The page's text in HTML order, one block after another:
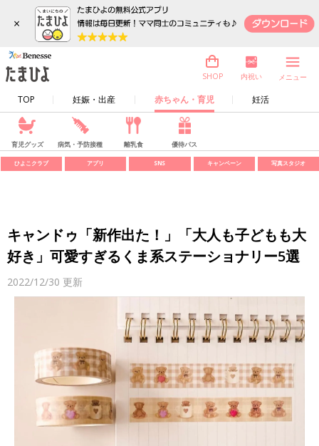
×
TOP 妊娠・出産 赤ちゃん・育児 妊活
SHOP 内祝い メニュー
育児グッズ 病気・予防接種 離乳食 優待パス
ひよこクラブ アプリ SNS キャンペーン 写真スタジオ
キャンドゥ「新作出た！」「大人も子どもも大
好き」可愛すぎるくま系ステーショナリー5選
2022/12/30 更新